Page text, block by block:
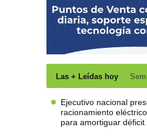
Las + Leídas hoy
Ejecutivo nacional
racionamiento
para amortiguar déficit